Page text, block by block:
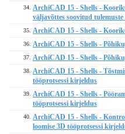
34.
ArchiCAD 15 - Shells -
väljavõttes soovitud tulemuste
35. ArchiCAD 15 - Shells -
36. ArchiCAD 15 - Shells -
37. ArchiCAD 15 - Shells -
38.
ArchiCAD 15 - Shells -
tööprotsessi kirjeldus
39.
ArchiCAD 15 - Shells -
tööprotsessi kirjeldus
40.
ArchiCAD 15 - Shells -
loomise 3D tööprotsessi